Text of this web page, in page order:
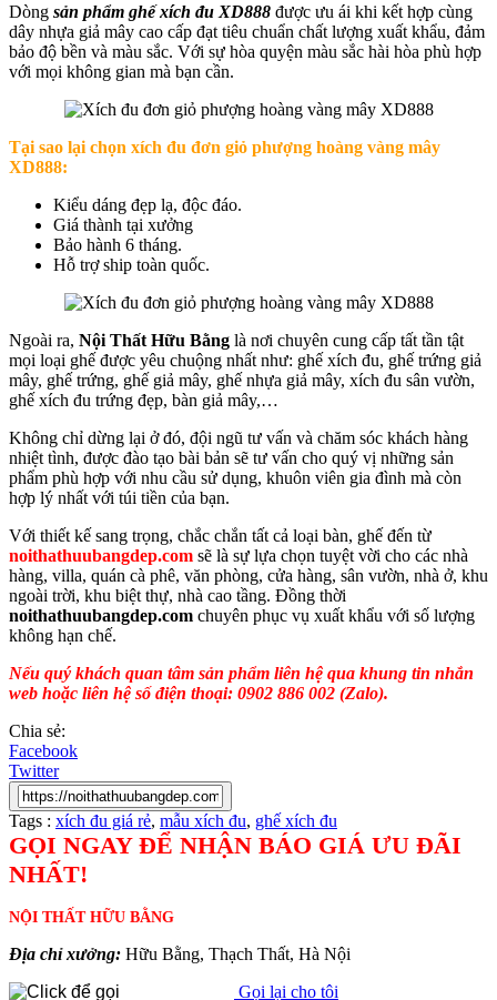
Dòng sản phẩm ghế xích đu XD888 được ưu ái khi kết hợp cùng
dây nhựa giả mây cao cấp đạt tiêu chuẩn chất lượng xuất khẩu, đảm
bảo độ bền và màu sắc. Với sự hòa quyện màu sắc hài hòa phù hợp
với mọi không gian mà bạn cần.
Tại sao lại chọn xích đu đơn giỏ phượng hoàng vàng mây
XD888:
Kiểu dáng đẹp lạ, độc đáo.
Giá thành tại xưởng
Bảo hành 6 tháng.
Hỗ trợ ship toàn quốc.
Ngoài ra, Nội Thất Hữu Bằng là nơi chuyên cung cấp tất tần tật
mọi loại ghế được yêu chuộng nhất như: ghế xích đu, ghế trứng giả
mây, ghế trứng, ghế giả mây, ghế nhựa giả mây, xích đu sân vườn,
ghế xích đu trứng đẹp, bàn giả mây,…
Không chỉ dừng lại ở đó, đội ngũ tư vấn và chăm sóc khách hàng
nhiệt tình, được đào tạo bài bản sẽ tư vấn cho quý vị những sản
phẩm phù hợp với nhu cầu sử dụng, khuôn viên gia đình mà còn
hợp lý nhất với túi tiền của bạn.
Với thiết kế sang trọng, chắc chắn tất cả loại bàn, ghế đến từ
noithathuubangdep.com sẽ là sự lựa chọn tuyệt vời cho các nhà
hàng, villa, quán cà phê, văn phòng, cửa hàng, sân vườn, nhà ở, khu
ngoài trời, khu biệt thự, nhà cao tầng. Đồng thời
noithathuubangdep.com chuyên phục vụ xuất khẩu với số lượng
không hạn chế.
Nếu quý khách quan tâm sản phẩm liên hệ qua khung tin nhắn
web hoặc liên hệ số điện thoại: 0902 886 002 (Zalo).
Chia sẻ:
Facebook
Twitter
Tags : xích đu giá rẻ, mẫu xích đu, ghế xích đu
GỌI NGAY ĐỂ NHẬN BÁO GIÁ ƯU ĐÃI
NHẤT!
NỘI THẤT HỮU BẰNG
Địa chỉ xưởng: Hữu Bằng, Thạch Thất, Hà Nội
Gọi lại cho tôi